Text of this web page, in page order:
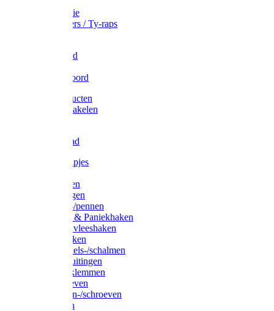
Tape en folie
Kabelbinders / Ty-raps
Metselkoord
Elastisch koord
Afdekproducten
Heffen en takelen
Waslijndraad
Simplexknipjes
Sleutelringen
Gelaste ringen
Borgveren-/pennen
Musketons & Paniekhaken
S-haken & vleeshaken
Karabijnhaken
Noodschakels-/schalmen
Harp-/D-sluitingen
Staaldraadklemmen
Spanschroeven
Ringmoeren-/schroeven
Puntkousen